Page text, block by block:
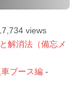
views
解消法（備忘メ
ブース編 -